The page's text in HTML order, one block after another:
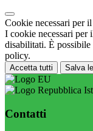
Cookie necessari per
I cookie necessari per
disabilitati. È
policy.
Accetta tutti Salva
Contatti